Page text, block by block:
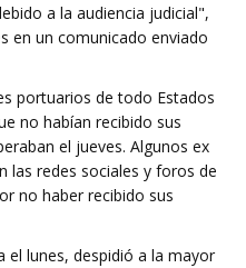
a la audiencia judicial",
en un comunicado enviado
portuarios de todo Estados
no habían recibido sus
el jueves. Algunos ex
las redes sociales y foros de
no haber recibido sus
el lunes, despidió a la mayor